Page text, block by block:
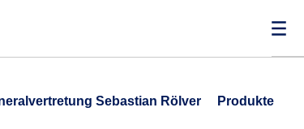
Sebastian Rölver Produkte